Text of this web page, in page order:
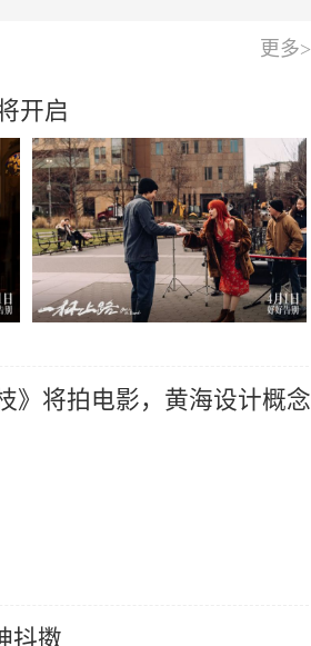
更多>
开启
》将拍电影，黄海设计概念
抖擞